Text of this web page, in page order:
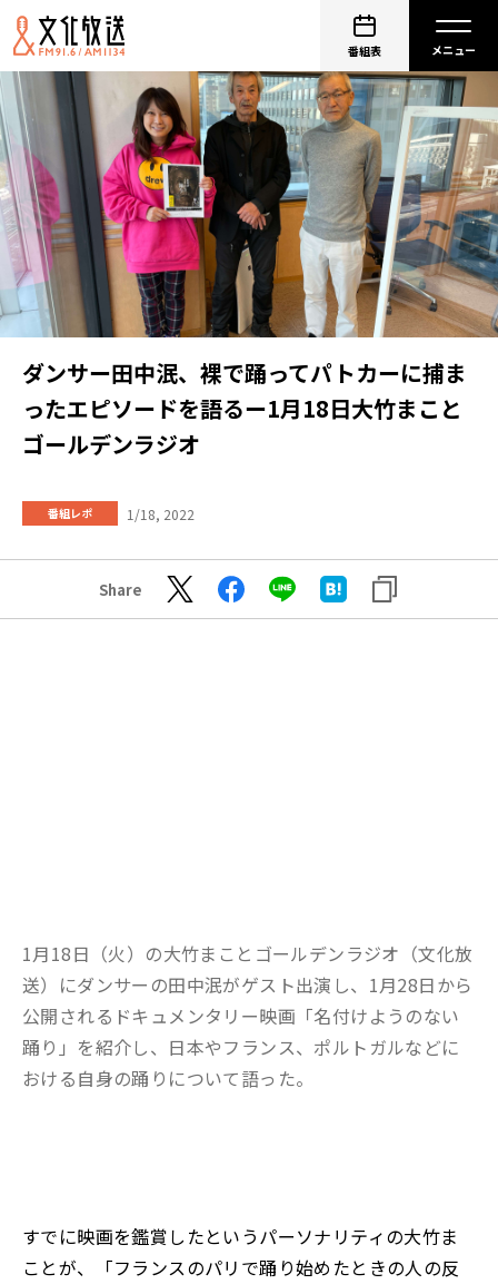
番組表
ダンサー田中泯、裸で踊ってパトカーに捕ま
ったエピソードを語るー1月18日大竹まこと
ゴールデンラジオ
番組レポ 1/18, 2022
Share
1月18日（火）の大竹まことゴールデンラジオ（文化放
送）にダンサーの田中泯がゲスト出演し、1月28日から
公開されるドキュメンタリー映画「名付けようのない
踊り」を紹介し、日本やフランス、ポルトガルなどに
おける自身の踊りについて語った。
すでに映画を鑑賞したというパーソナリティの大竹ま
ことが、「フランスのパリで踊り始めたときの人の反